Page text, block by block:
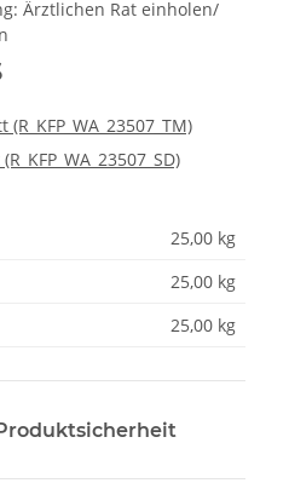
Ärztlichen Rat einholen/
25,00 kg
25,00 kg
25,00 kg